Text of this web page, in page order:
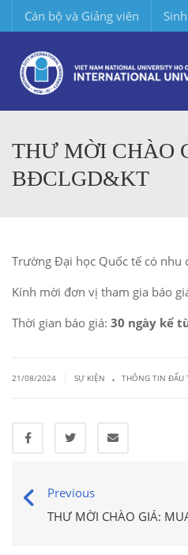
Cán bộ và Giảng viên
THƯ MỜI CHÀO
BĐCLGD&KT
Trường Đại học Quốc tế có nhu
Kính mời đơn vị tham gia báo
Thời gian báo giá: 30 ngày kể
21/08/2024 SỰ KIỆN . THÔNG TIN ĐẤU
Previous
THƯ MỜI CHÀO GIÁ: